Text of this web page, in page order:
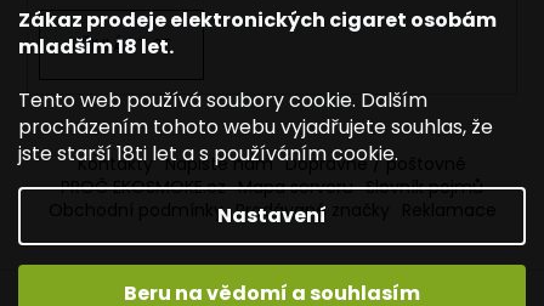
Zákaz prodeje elektronických cigaret osobám
mladším 18 let.
Tento web používá soubory cookie. Dalším
procházením tohoto webu vyjadřujete souhlas, že
jste starší 18ti let a s používáním cookie.
Nastavení
Beru na vědomí a souhlasím
PŘIHLÁSIT SE
Kontakty Napište nám Dopravné / poštovné
PROČ EKOSMOKE.cz Mapa serveru Slovník pojmů
Obchodní podmínky Prodávané značky
Vytvořil Shoptet